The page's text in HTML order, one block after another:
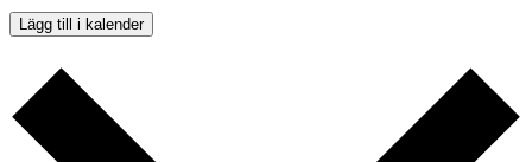
Lägg till i kalender